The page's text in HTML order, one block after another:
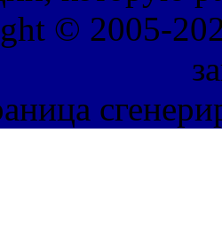
© 2005-